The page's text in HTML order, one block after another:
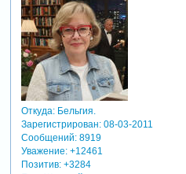
Откуда:Бельгия.
Зарегистрирован: 08-03-2011
Сообщений:8919
Уважение: +12461
Позитив: +3284